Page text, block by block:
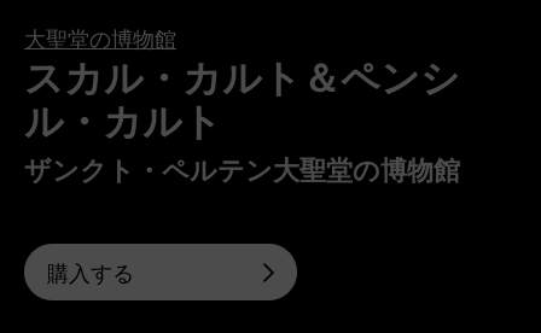
大聖堂の博物館
スカル・カルト＆ペンシ
ル・カルト
ザンクト・ペルテン大聖堂の博物館
購入する